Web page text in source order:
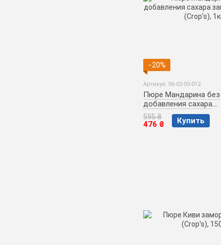
−20%
Артикул: 06-02-05-012
Пюре Мандарина без
добавления сахара
замороженное (Crop's)
595 ₴
476 ₴ Купить